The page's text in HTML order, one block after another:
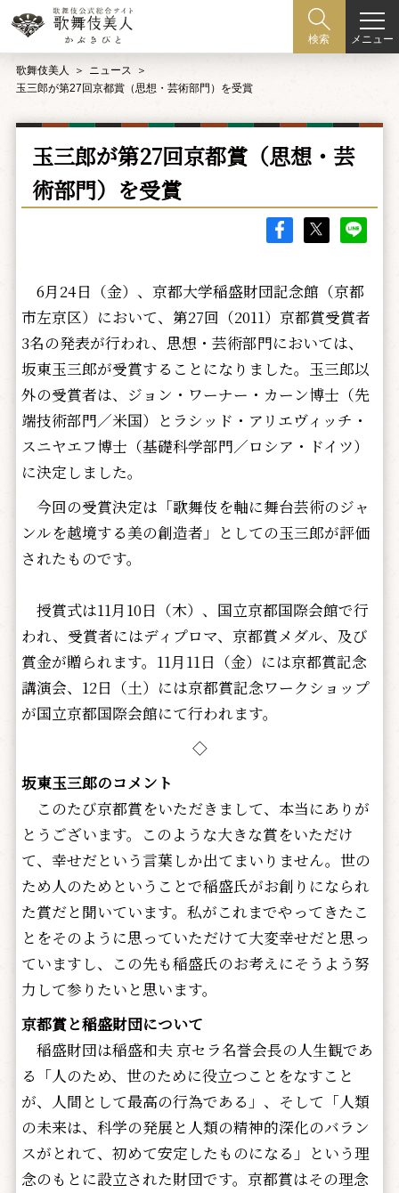
検索 メニュー
歌舞伎美人
ニュース
玉三郎が第27回京都賞（思想・芸術部門）を受賞
玉三郎が第27回京都賞（思想・芸
術部門）を受賞
6月24日（金）、京都大学稲盛財団記念館（京都
市左京区）において、第27回（2011）京都賞受賞者
3名の発表が行われ、思想・芸術部門においては、
坂東玉三郎が受賞することになりました。玉三郎以
外の受賞者は、ジョン・ワーナー・カーン博士（先
端技術部門／米国）とラシッド・アリエヴィッチ・
スニヤエフ博士（基礎科学部門／ロシア・ドイツ）
に決定しました。
今回の受賞決定は「歌舞伎を軸に舞台芸術のジャ
ンルを越境する美の創造者」としての玉三郎が評価
されたものです。
授賞式は11月10日（木）、国立京都国際会館で行
われ、受賞者にはディプロマ、京都賞メダル、及び
賞金が贈られます。11月11日（金）には京都賞記念
講演会、12日（土）には京都賞記念ワークショップ
が国立京都国際会館にて行われます。
◇
坂東玉三郎のコメント
このたび京都賞をいただきまして、本当にありが
とうございます。このような大きな賞をいただけ
て、幸せだという言葉しか出てまいりません。世の
ため人のためということで稲盛氏がお創りになられ
た賞だと聞いています。私がこれまでやってきたこ
とをそのように思っていただけて大変幸せだと思っ
ていますし、この先も稲盛氏のお考えにそうよう努
力して参りたいと思います。
京都賞と稲盛財団について
稲盛財団は稲盛和夫 京セラ名誉会長の人生観であ
る「人のため、世のために役立つことをなすこと
が、人間として最高の行為である」、そして「人類
の未来は、科学の発展と人類の精神的深化のバラン
スがとれて、初めて安定したものになる」という理
念のもとに設立された財団です。京都賞はその理念